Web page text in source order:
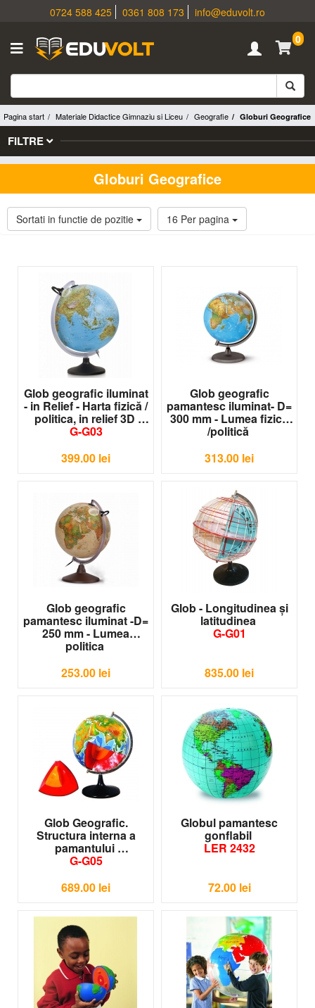
0724 588 425 0361 808 173
info@eduvolt.ro
0
Pagina start Materiale Didactice Gimnaziu si Liceu Geografie Globuri Geografice
FILTRE
Globuri Geografice
Sortati in functie de pozitie 16 Per pagina
Glob geografic iluminat
- in Relief - Harta fizică /
politica, in relief 3D
G-G03
399.00 lei
Glob geografic
pamantesc iluminat- D=
300 mm - Lumea fizică
/politică
313.00 lei
Glob geografic
pamantesc iluminat -D=
250 mm - Lumea
politica
253.00 lei
Glob - Longitudinea şi
latitudinea
G-G01
835.00 lei
Glob Geografic.
Structura interna a
pamantului
G-G05
689.00 lei
Globul pamantesc
gonflabil
LER 2432
72.00 lei